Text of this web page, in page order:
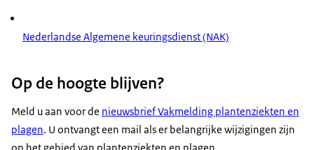
Nederlandse Algemene keuringsdienst (NAK)
Op de hoogte blijven?
Meld u aan voor de nieuwsbrief Vakmelding plantenziekten en
plagen. U ontvangt een mail als er belangrijke wijzigingen zijn